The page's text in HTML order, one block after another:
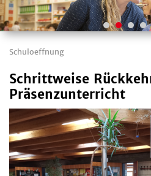
Schuloeffnung
Schrittweise
Präsenzunterricht